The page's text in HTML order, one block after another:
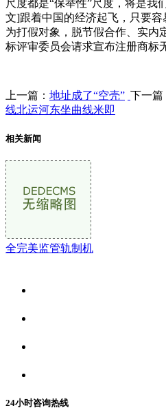
尺度都是“保举性”尺度，将是我
文]跟着中国的经济起飞，只要
为打假对象，脱节假合作、实内
标评审委员会请求宣布注册商标
上一篇： 地址成了“空壳” 下一篇
线北运河东坐曲线米即
相关新闻
全完美监管轨制机
24小时咨询热线